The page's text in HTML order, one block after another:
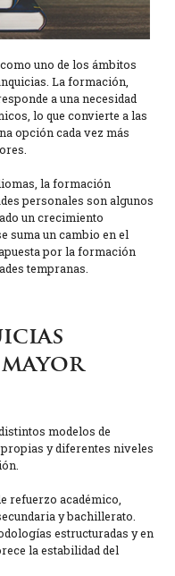
uno de los ámbitos
La formación,
a una necesidad
lo que convierte a las
opción cada vez más
la formación
personales son algunos
un crecimiento
suma un cambio en el
por la formación
tempranas.
modelos de
y diferentes niveles
refuerzo académico,
y bachillerato.
estructuradas y en
la estabilidad del